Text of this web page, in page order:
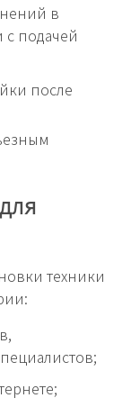
в
с подачей
после
техники